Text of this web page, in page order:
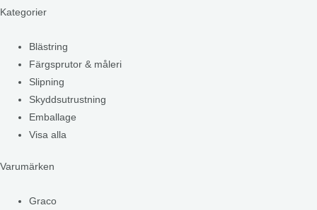
Kategorier
Blästring
Färgsprutor & måleri
Slipning
Skyddsutrustning
Emballage
Visa alla
Varumärken
Graco